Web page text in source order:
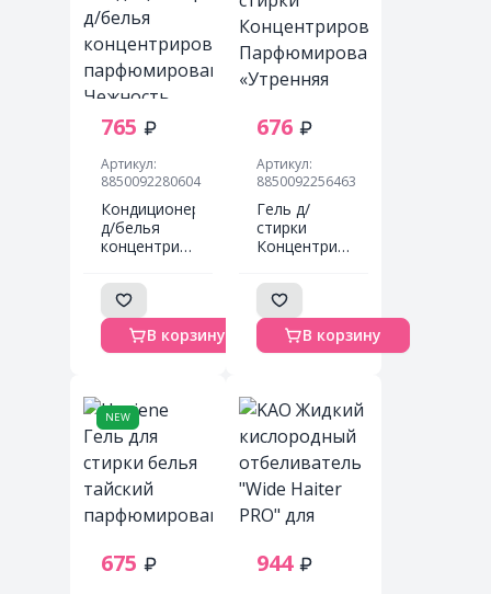
765
Артикул:
8850092280604
Кондиционер
д/белья
концентрированный
Нежность
молока
Hygiene
Softener
Concentrate
В корзину
676
Артикул:
8850092256463
Гель д/
стирки
Концентрированный
«Утренняя
свежесть»
HYGIENE
600 млВ корзину
NEW
675 944